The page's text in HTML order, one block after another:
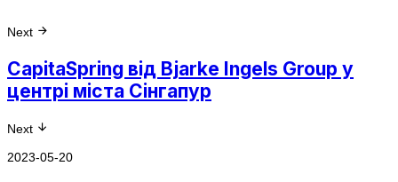
Next
CapitaSpring від Bjarke Ingels Group у
центрі міста Сінгапур
Next
2023-05-20